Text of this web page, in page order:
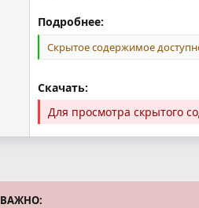
Подробнее:
Скрытое содержимое
Скачать:
Для просмотра скрытого
ВАЖНО: